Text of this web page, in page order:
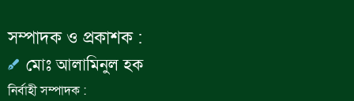
সম্পাদক ও প্রকাশক :
মোঃ আলামিনুল হক
নির্বাহী সম্পাদক :